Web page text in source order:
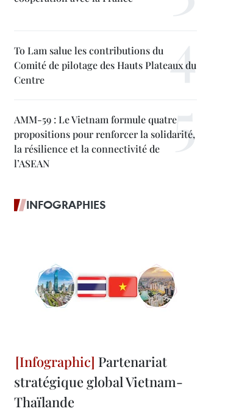
To Lam salue les contributions du
Comité de pilotage des Hauts Plateaux du
Centre
AMM-59 : Le Vietnam formule quatre
propositions pour renforcer la solidarité,
la résilience et la connectivité de
l’ASEAN
INFOGRAPHIES
Partenariat
stratégique global Vietnam-
Thaïlande